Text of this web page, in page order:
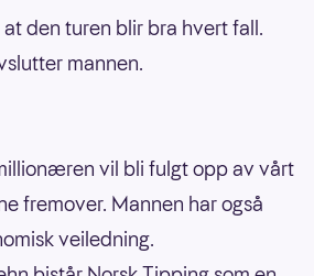
den turen blir bra hvert fall.
mannen.
vil bli fulgt opp av vårt
fremover. Mannen har også
veiledning.